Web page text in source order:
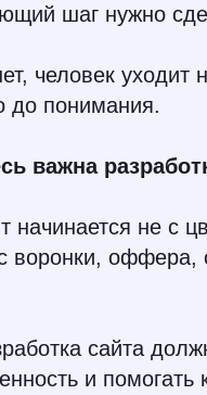
шаг нужно
человек
до понимания.
важна
начинается не с
воронки, оффера,
сайта
и